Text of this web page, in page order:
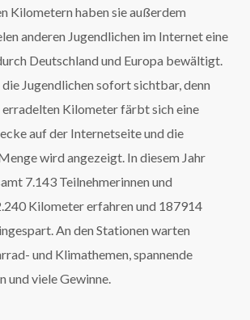
Kilometern haben sie außerdem
anderen Jugendlichen im Internet eine
Deutschland und Europa bewältigt.
Jugendlichen sofort sichtbar, denn
erradelten Kilometer färbt sich eine
auf der Internetseite und die
wird angezeigt. In diesem Jahr
7.143 Teilnehmerinnen und
Kilometer erfahren und 187914
An den Stationen warten
und Klimathemen, spannende
viele Gewinne.